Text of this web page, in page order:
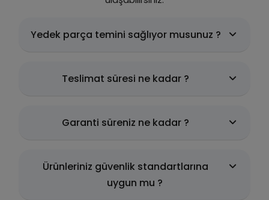
Yedek parça temini sağlıyor musunuz ?
Teslimat süresi ne kadar ?
Garanti süreniz ne kadar ?
Ürünleriniz güvenlik standartlarına
uygun mu ?